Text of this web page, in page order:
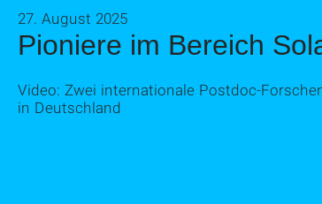
Pioniere im Bereich
27. August 2025
Video: Zwei internationale Postdoc-
in Deutschland